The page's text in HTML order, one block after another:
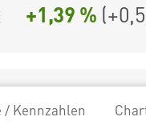
+1,39 % (
/ Kennzahlen